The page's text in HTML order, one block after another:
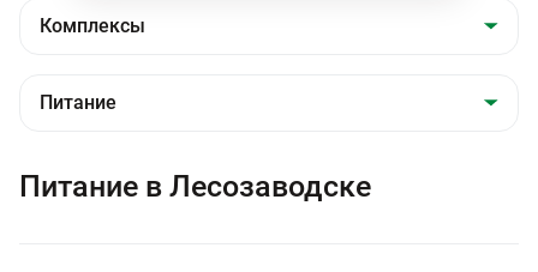
Питание в Лесозаводске